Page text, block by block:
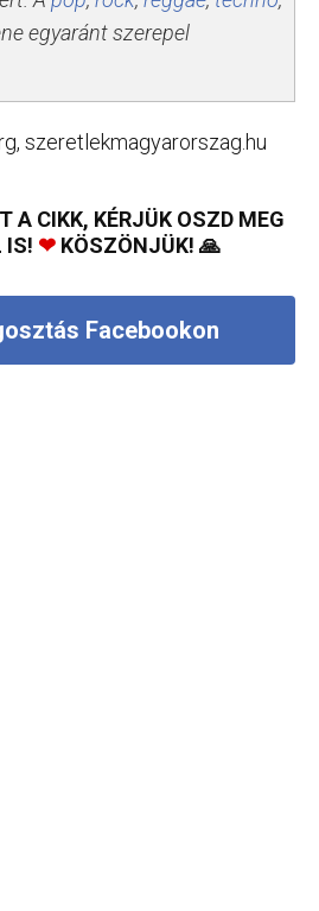
egyaránt szerepel
szeretlekmagyarorszag.hu
CIKK, KÉRJÜK OSZD MEG
IS! ❤KÖSZÖNJÜK! 🙏
Facebookon